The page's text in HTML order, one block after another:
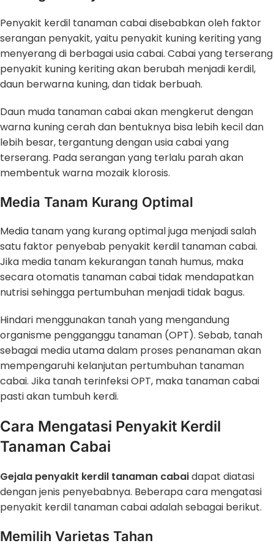
Penyakit kerdil tanaman cabai disebabkan oleh faktor
serangan penyakit, yaitu penyakit kuning keriting yang
menyerang di berbagai usia cabai. Cabai yang terserang
penyakit kuning keriting akan berubah menjadi kerdil,
daun berwarna kuning, dan tidak berbuah.
Daun muda tanaman cabai akan mengkerut dengan
warna kuning cerah dan bentuknya bisa lebih kecil dan
lebih besar, tergantung dengan usia cabai yang
terserang. Pada serangan yang terlalu parah akan
membentuk warna mozaik klorosis.
Media Tanam Kurang Optimal
Media tanam yang kurang optimal juga menjadi salah
satu faktor penyebab penyakit kerdil tanaman cabai.
Jika media tanam kekurangan tanah humus, maka
secara otomatis tanaman cabai tidak mendapatkan
nutrisi sehingga pertumbuhan menjadi tidak bagus.
Hindari menggunakan tanah yang mengandung
organisme pengganggu tanaman (OPT). Sebab, tanah
sebagai media utama dalam proses penanaman akan
mempengaruhi kelanjutan pertumbuhan tanaman
cabai. Jika tanah terinfeksi OPT, maka tanaman cabai
pasti akan tumbuh kerdi.
Cara Mengatasi Penyakit Kerdil
Tanaman Cabai
Gejala penyakit kerdil tanaman cabaidapat diatasi
dengan jenis penyebabnya. Beberapa cara mengatasi
penyakit kerdil tanaman cabai adalah sebagai berikut.
Memilih Varietas Tahan